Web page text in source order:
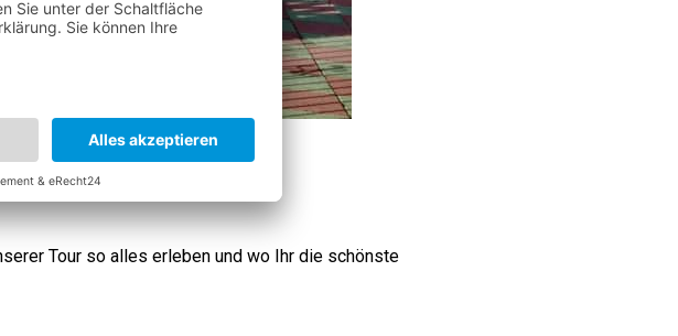
Tour so alles erleben und wo Ihr die schönste